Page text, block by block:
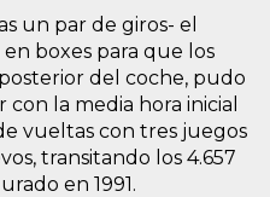
un par de giros- el
boxes para que los
del coche, pudo
la media hora inicial
vueltas con tres juegos
transitando los 4.657
en 1991.